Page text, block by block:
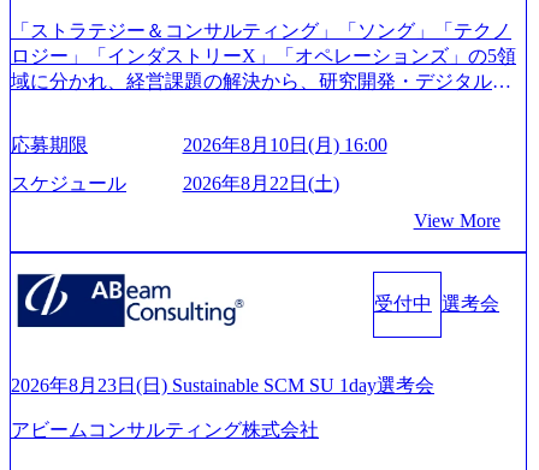
m/@leveragesCh) レバレジーズで活躍するメンバー紹介！〜
管理職種編 〜 (https://www.youtube.com/watch?v=RETwZKac2
UI) レバレジーズで活躍するメンバー紹介！〜 営業職種編
来黒字を維持し、急成長中でありながら安定した事業を展
円を目指す日本にもなかなかないメガベンチャー。創業か
ら黒字経営。年間130%成長 https://storage.googleapis.com/our-
527843-d227-4df8-b86c-5587f843fdf6_1200x471.webp https://stor
age.googleapis.com/our-vision-production.appspot.com/public/imag
es/20251030164946_dc0888f6-0539-4887-84d7-34c8d8544226_1
200x666.webp 年間100億円規模の投資の元、10以上もの新規
能 社内転職が活発であり、多様なスキルを1社で身に着ける
ことが可能 事業開発・運用を内包かする「オールインハウ
ス」型の組織体。社内スカウトや社内公募制度を用いて主
「ストラテジー＆コンサルティング」「ソング」「テクノ
ロジー」「インダストリーX」「オペレーションズ」の5領
域に分かれ、経営課題の解決から、研究開発・デジタル・
グ領域からその実行的側面であるITサービスの提供まで一
貫して支援する総合系・IT系ファームである あらゆる産業
において非常に良質な顧客基盤を築いており、Fortune Globa
手掛けたプロジェクトは「ファーストリテイリングにおけ
るグローバル化」「資生堂グループのDX化支援」「ヴィヴ
ィアン・ウエストウッドの製品開発」など多岐にわたる コ
ンサルティング活動のみならず、2021年にはKDDIと合弁会
社「ARISE analytics」を設立し、人工知能とデータアナリテ
ジタル人材育成の支援も盛んに行う 採用資料 (https://www.ac
2/Accenture-Recruiting-Brochure.pdf#zoom=50) 女性の活躍につ
応募期限
2026年8月10日(月) 16:00
スケジュール
2026年8月22日(土)
View More
受付中 選考会
2026年8月23日(日) Sustainable SCM SU 1day選考会
アビームコンサルティング株式会社